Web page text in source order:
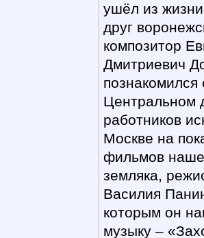
ушёл из
друг
композитор
Дмитриевич
познакомился
Центральном
работников
Москве на
фильмов
земляка,
Василия
которым он
музыку –